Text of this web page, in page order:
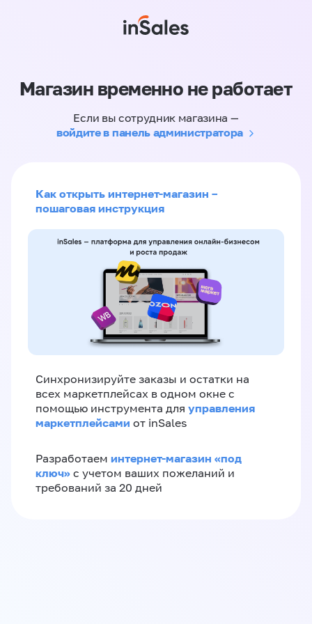
Магазин временно не работает
Если вы сотрудник магазина —
войдите в панель администратора
Как открыть интернет-магазин –
пошаговая инструкция
Синхронизируйте заказы и остатки на
всех маркетплейсах в одном окне с
помощью инструмента для управления
маркетплейсами от inSales
Разработаем интернет-магазин «‎под
ключ»‎ с учетом ваших пожеланий и
требований за 20 дней